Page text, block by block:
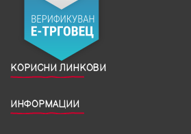
КОРИСНИ ЛИНКОВИ
ИНФОРМАЦИИ